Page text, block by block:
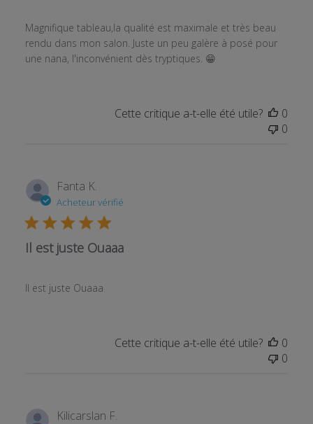
Magnifique tableau,la qualité est maximale et très beau
rendu dans mon salon. Juste un peu galère à posé pour
une nana, l'inconvénient dès tryptiques. 😁
Cette critique a-t-elle été utile?
0
0
Fanta K.
Acheteur vérifié
Il est juste Ouaaa
Il est juste Ouaaa
Cette critique a-t-elle été utile?
0
0
Kilicarslan F.